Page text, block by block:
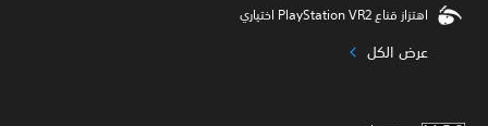
اهتزاز قناع PlayStation VR2 اختياري
عرض الكل